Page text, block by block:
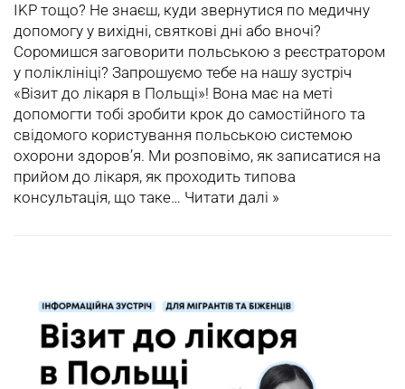
IKP тощо? Не знаєш, куди звернутися по медичну
допомогу у вихідні, святкові дні або вночі?
Соромишся заговорити польською з реєстратором
у поліклініці? Запрошуємо тебе на нашу зустріч
«Візит до лікаря в Польщі»! Вона має на меті
допомогти тобі зробити крок до самостійного та
свідомого користування польською системою
охорони здоров’я. Ми розповімо, як записатися на
прийом до лікаря, як проходить типова
консультація, що таке… Читати далі »